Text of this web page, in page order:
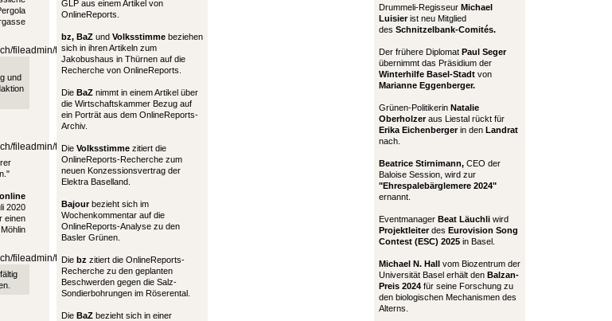
und
2020
einen
GLP aus einem Artikel von
OnlineReports.
bz, BaZ und Volksstimme beziehen
sich in ihren Artikeln zum
Jakobushaus in Thürnen auf die
Recherche von OnlineReports.
Die BaZ nimmt in einem Artikel über
die Wirtschaftskammer Bezug auf
ein Porträt aus dem OnlineReports-
Archiv.
Die Volksstimme zitiert die
OnlineReports-Recherche zum
neuen Konzessionsvertrag der
Elektra Baselland.
Bajourbezieht sich im
Wochenkommentar auf die
OnlineReports-Analyse zu den
Basler Grünen.
Die bz zitiert die OnlineReports-
Recherche zu den geplanten
Beschwerden gegen die Salz-
Sondierbohrungen im Röserental.
Die BaZ bezieht sich in einer
Drummeli-Regisseur Michael
Luisierist neu Mitglied
des Schnitzelbank-Comités.
Der frühere Diplomat Paul Seger
übernimmt das Präsidium der
Winterhilfe Basel-Stadt von
Marianne Eggenberger.
Grünen-Politikerin Natalie
Oberholzeraus Liestal rückt für
Erika Eichenbergerin den Landrat
nach.
Beatrice Stirnimann, CEO der
Baloise Session, wird zur
"Ehrespalebärglemere 2024"
ernannt.
Eventmanager Beat Läuchli wird
Projektleiterdes Eurovision Song
Contest (ESC) 2025 in Basel.
Michael N. Hall vom Biozentrum der
Universität Basel erhält den Balzan-
Preis 2024 für seine Forschung zu
den biologischen Mechanismen des
Alterns.